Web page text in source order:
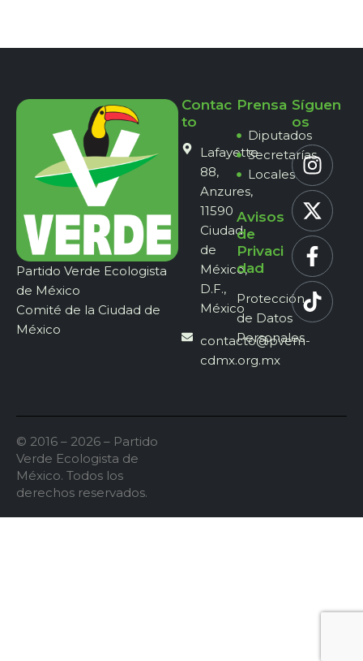
Partido Verde Ecologista
de México
Comité de la Ciudad de
México
Contac
to
Lafayette
88,
Anzures,
11590
Ciudad
de
México,
D.F.,
México
contacto@pvem-
cdmx.org.mx
Prensa
Diputados
Secretarías
Locales
Avisos
de
Privaci
dad
Protección
de Datos
Personales
Síguen
os
© 2016 – 2026 – Partido
Verde Ecologista de
México. Todos los
derechos reservados.